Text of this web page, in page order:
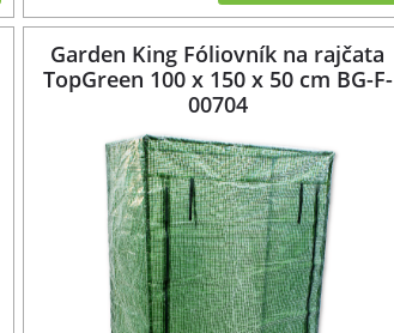
Garden King Fóliovník na rajčata
TopGreen 100 x 150 x 50 cm BG-F-
00704